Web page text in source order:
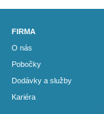
FIRMA
O nás
Pobočky
Dodávky a služby
Kariéra